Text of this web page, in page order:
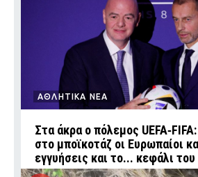
ΑΘΛΗΤΙΚΑ ΝΕΑ
Στα άκρα ο πόλεμος
στο μποϊκοτάζ οι Ευρωπαίοι
εγγυήσεις και το... κεφάλι